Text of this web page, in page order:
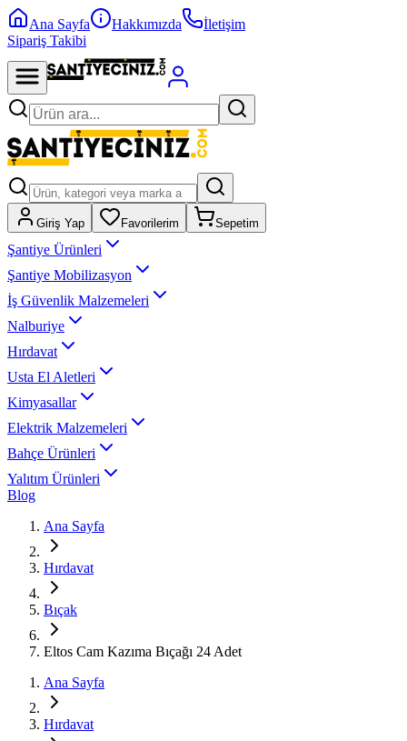
Ana Sayfa Hakkımızda
İletişim
Sipariş Takibi
Giriş Yap Favorilerim Sepetim
Şantiye Ürünleri
Şantiye Mobilizasyon
İş Güvenlik Malzemeleri
Nalburiye
Hırdavat
Usta El Aletleri
Kimyasallar
Elektrik Malzemeleri
Bahçe Ürünleri
Yalıtım Ürünleri
Blog
Ana Sayfa
Hırdavat
Bıçak
Eltos Cam Kazıma Bıçağı 24 Adet
Ana Sayfa
Hırdavat